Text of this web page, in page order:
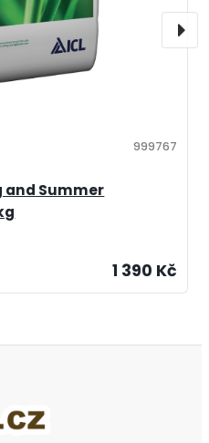
and Summer
999767
1 390 Kč